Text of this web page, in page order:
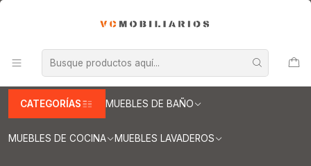
CATEGORÍAS MUEBLES DE BAÑO
MUEBLES DE COCINA MUEBLES LAVADEROS
Muebles vanitorio aereo - simple
Mueble vanitorios aereo - simple de cuarzo
Muebles vanitorios aereo simple cuarzo / 120 cm
Mueble vanitorio aereo simple de 120cm M2-1238-A / Giorno